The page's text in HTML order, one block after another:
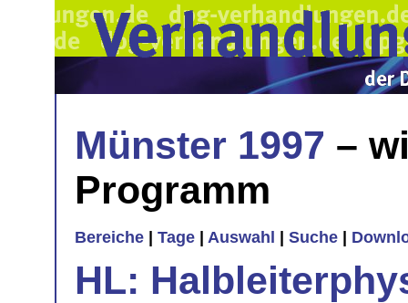
Münster 1997 –
Programm
Bereiche Tage Auswahl Suche
HL: